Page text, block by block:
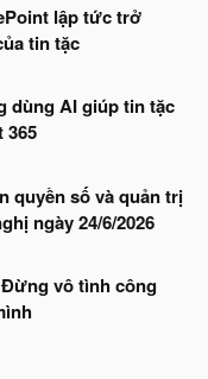
lập tức trở
tin tặc
dùng AI giúp tin tặc
365
quyền số và quản trị
ngày 24/6/2026
vô tình công